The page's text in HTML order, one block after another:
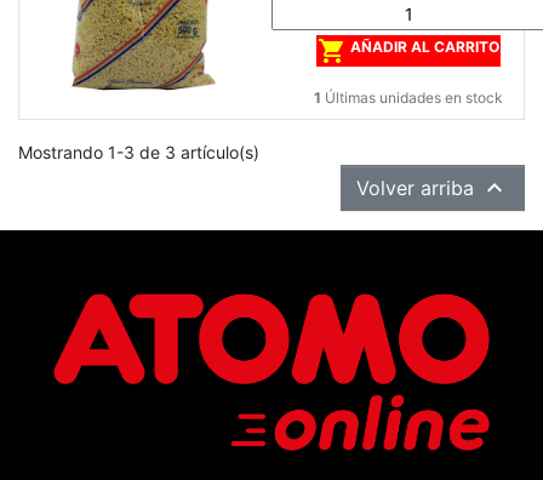
 AÑADIR AL CARRITO
1 Últimas unidades en stock
Mostrando 1-3 de 3 artículo(s)
Volver arriba 